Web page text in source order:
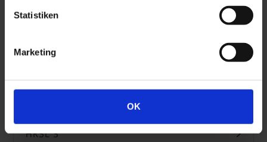
Statistiken
Marketing
OK
HKSL 3